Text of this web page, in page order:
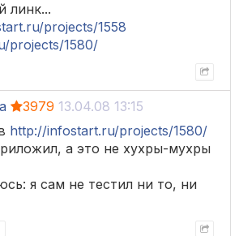
линк...
projects/1558
projects/1580/
3979 13.04.08 13:15
http://infostart.ru/projects/1580/
а это не хухры-мухры
я сам не тестил ни то, ни